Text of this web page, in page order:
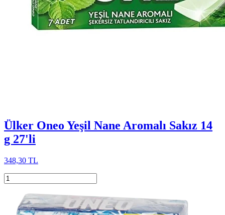
Ülker Oneo Yeşil Nane Aromalı Sakız 14
g 27'li
348,30 TL